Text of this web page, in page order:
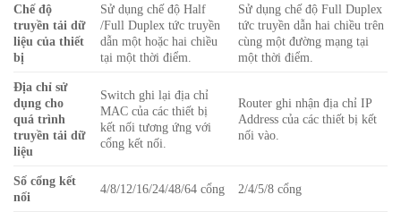
Chế độ
truyền tải dữ
liệu của thiết
bị
Sử dụng chế độ Half
/Full Duplex tức truyền
dẫn một hoặc hai chiều
tại một thời điểm.
Sử dụng chế độ Full Duplex
tức truyền dẫn hai chiều trên
cùng một đường mạng tại
một thời điểm.
Địa chỉ sử
dụng cho
quá trình
truyền tải dữ
liệu
Switch ghi lại địa chỉ
MAC của các thiết bị
kết nối tương ứng với
cổng kết nối.
Router ghi nhận địa chỉ IP
Address của các thiết bị kết
nối vào.
Số cổng kết
nối
4/8/12/16/24/48/64 cổng 2/4/5/8 cổng